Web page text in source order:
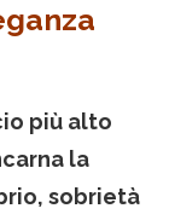
più alto
la
sobrietà